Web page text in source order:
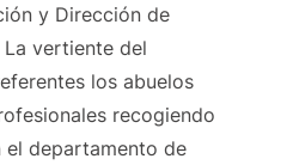
y Dirección de
La vertiente del
los abuelos
recogiendo
el departamento de